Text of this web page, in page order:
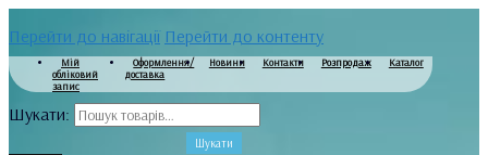
Перейти до навігації Перейти до контенту
Мій
обліковий
запис
Оформлення/
доставка
Новини Контакти Розпродаж Каталог
Шукати:
Шукати